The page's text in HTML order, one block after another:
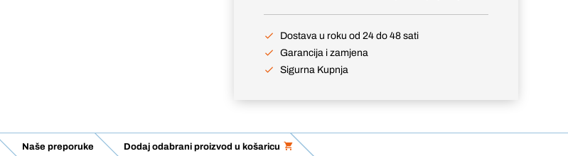
Dostava u roku od 24 do 48 sati
Garancija i zamjena
Sigurna Kupnja
Naše preporuke Dodaj odabrani proizvod u košaricu